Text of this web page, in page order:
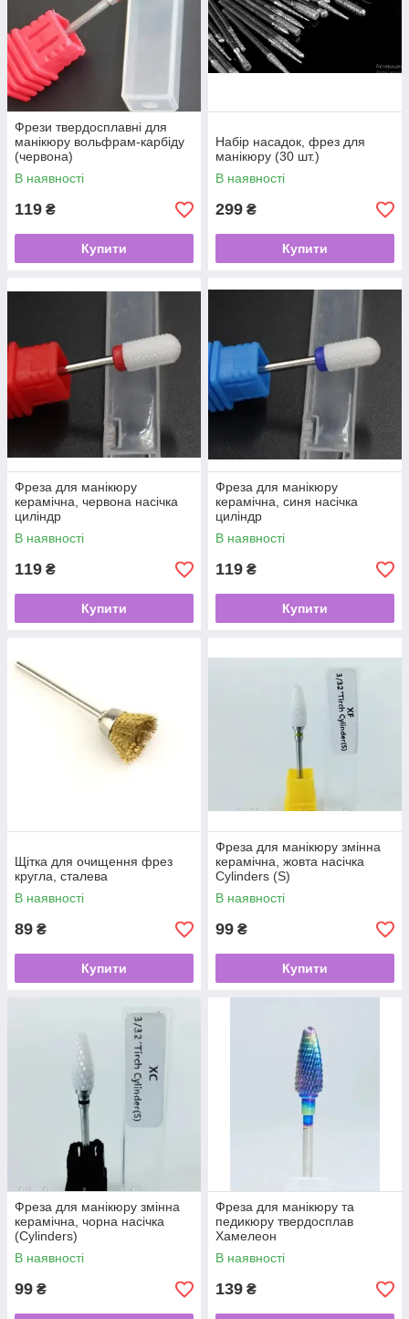
Фрези твердосплавні для
манікюру вольфрам-карбіду
(червона)
В наявності
119 ₴
Купити
Набір насадок, фрез для
манікюру (30 шт.)
В наявності
299 ₴
Купити
Фреза для манікюру
керамічна, червона насічка
циліндр
В наявності
119 ₴
Купити
Фреза для манікюру
керамічна, синя насічка
циліндр
В наявності
119 ₴
Купити
Щітка для очищення фрез
кругла, сталева
В наявності
89 ₴
Купити
Фреза для манікюру змінна
керамічна, жовта насічка
Cylinders (S)
В наявності
99 ₴
Купити
Фреза для манікюру змінна
керамічна, чорна насічка
(Cylinders)
В наявності
99 ₴
Фреза для манікюру та
педикюру твердосплав
Хамелеон
В наявності
139 ₴